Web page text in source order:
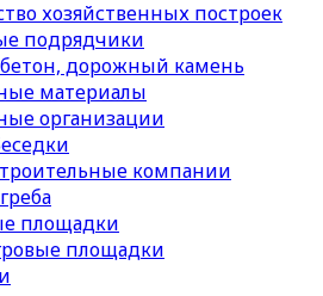
хозяйственных построек
подрядчики
бетон, дорожный камень
материалы
организации
компании
площадки
площадки